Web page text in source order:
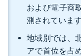
および電子商
測されています
地域別では、
アで首位を占